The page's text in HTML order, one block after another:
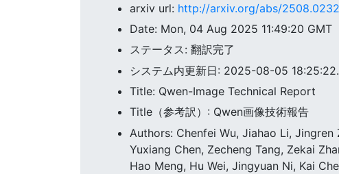
arxiv url: http://arxiv.org/abs/
Date: Mon, 04 Aug 2025 11:49:20 GMT
ステータス: 翻訳完了
システム内更新日: 2025-08-05
Title: Qwen-Image Technical Report
Title（参考訳）: Qwen画像技術報告
Authors: Chenfei Wu, Jiahao Li, Jingren
Yuxiang Chen, Zecheng Tang, Zekai
Hao Meng, Hu Wei, Jingyuan Ni, Kai